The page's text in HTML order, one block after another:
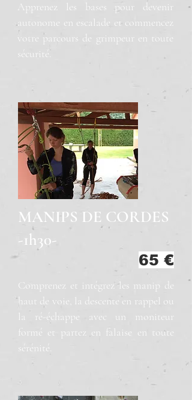
MANIPS DE CORDES
-1h30-
65 €
Comprenez et intégrez les manip de
haut de voie, la descente en rappel ou
la ré-échappe avec un moniteur
formé et partez en falaise en toute
sérénité.
Apprenez les bases pour devenir
autonome en escalade et commencez
votre parcours de grimpeur en toute
sécurité.